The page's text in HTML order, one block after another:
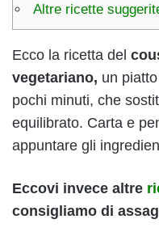
Altre ricette
Ecco la ricetta del
vegetariano, un
pochi minuti, che
equilibrato. Carta e
appuntare gli
Eccovi invece altre
consigliamo di